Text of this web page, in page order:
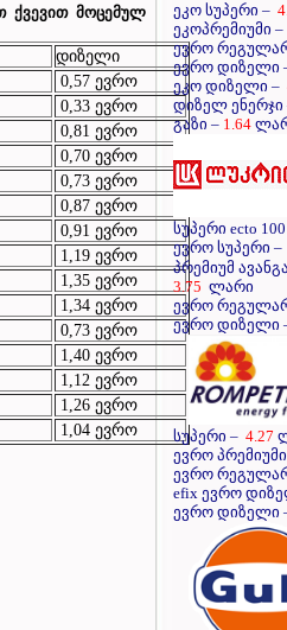
ქვევით მოცემულ
დიზელი
0,57 ევრო
0,33 ევრო
0,81 ევრო
0,70 ევრო
0,73 ევრო
0,87 ევრო
0,91 ევრო
1,19 ევრო
1,35 ევრო
1,34 ევრო
0,73 ევრო
1,40 ევრო
1,12 ევრო
1,26 ევრო
1,04 ევრო
ეკო სუპერი –
ეკოპრემიუმი –
ევრო
ევრო დიზელი
ეკო დიზელი –
დიზელ ენერჯი
გაზი – 1.64
სუპერი ecto
ევრო სუპერი –
პრემიუმ
3.75 ლარი
ევრო
ევრო დიზელი
სუპერი – 4.27
ევრო
ევრო
efix ევრო
ევრო დიზელი